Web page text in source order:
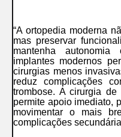
“A ortopedia moderna
mas preservar
mantenha
implantes modernos
cirurgias menos
reduz complicações
trombose. A cirurgia de
permite apoio imediato,
movimentar o mais
complicações